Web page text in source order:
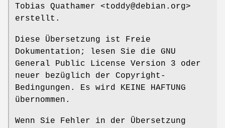
Tobias Quathamer <toddy@debian.org>
erstellt.
Diese Übersetzung ist Freie
Dokumentation; lesen Sie die GNU
General Public License Version 3 oder
neuer bezüglich der Copyright-
Bedingungen. Es wird KEINE HAFTUNG
übernommen.
Wenn Sie Fehler in der Übersetzung